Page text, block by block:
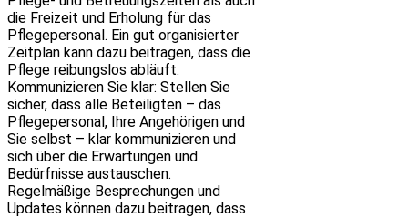
die Freizeit und Erholung für das
Pflegepersonal. Ein gut organisierter
Zeitplan kann dazu beitragen, dass die
Pflege reibungslos abläuft.
Kommunizieren Sie klar: Stellen Sie
sicher, dass alle Beteiligten – das
Pflegepersonal, Ihre Angehörigen und
Sie selbst – klar kommunizieren und
sich über die Erwartungen und
Bedürfnisse austauschen.
Regelmäßige Besprechungen und
Updates können dazu beitragen, dass